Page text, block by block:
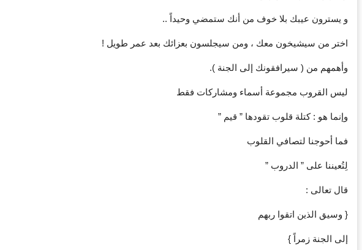
‏و يسترون عيبك بلا خوف من أنك ستمضي وحيداً ..
‏اختر من سيشيخون معك ، ومن سيجلسون بعزائك بعد عمر طويل !
‏وأهمهم من ( سيرافقونك إلى الجنة ).
‏ليس القروب مجموعة أسماء ومشاركات فقط
‏وإنما هو : كتلة قلوب تقودها ” قيم ”
‏فما أحوجنا لتصافي القلوب
‏لِتُعيننا على ” الدروب ”
‏قال تعالى :
‏{ وسيق الذين اتقوا ربهم
‏إلى الجنة زمراً }